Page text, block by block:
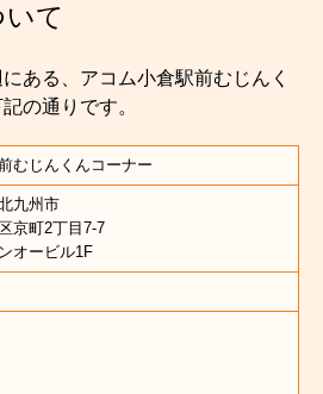
いて
ある、アコム小倉駅前むじんく
の通りです。
むじんくんコーナー
九州市
京町2丁目7-7
オービル1F